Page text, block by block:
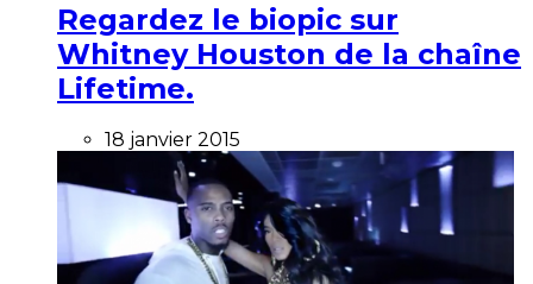
Regardez le biopic sur
Whitney Houston de la chaîne
Lifetime.
18 janvier 2015